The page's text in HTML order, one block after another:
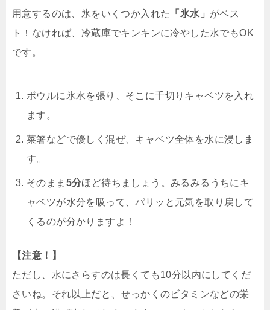
用意するのは、氷をいくつか入れた
「氷水」 がベス
ト！なければ、冷蔵庫でキンキンに冷やした水でもOK
です。
ボウルに氷水を張り、そこに千切りキャベツを入れ
ます。
菜箸などで優しく混ぜ、キャベツ全体を水に浸しま
す。
そのまま 5分ほど待ちましょう。みるみるうちにキ
ャベツが水分を吸って、パリッと元気を取り戻して
くるのが分かりますよ！
【注意！】
ただし、水にさらすのは長くても10分以内にしてくだ
さいね。それ以上だと、せっかくのビタミンなどの栄